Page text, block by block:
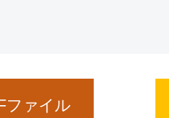
ファイル